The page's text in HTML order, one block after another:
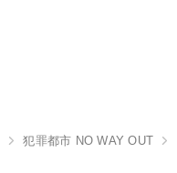
犯罪都市 NO WAY OUT